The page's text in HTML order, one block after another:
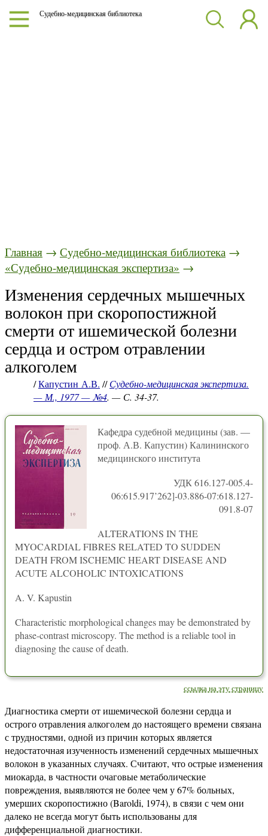
Судебно-медицинская библиотека
Главная → Судебно-медицинская библиотека →
«Судебно-медицинская экспертиза» →
Изменения сердечных мышечных
волокон при скоропостижной
смерти от ишемической болезни
сердца и остром отравлении
алкоголем
/Капустин А.В. //Судебно-медицинская экспертиза.
— М., 1977 — №4. — С. 34-37.
Кафедра судебной медицины (зав. —
проф. А.В. Капустин) Калининского
медицинского института
УДК 616.127-005.4-
06:615.917’262]-03.886-07:618.127-
091.8-07
ALTERATIONS IN THE
MYOCARDIAL FIBRES RELATED TO SUDDEN
DEATH FROM ISCHEMIC HEART DISEASE AND
ACUTE ALCOHOLIC INTOXICATIONS
A. V. Kapustin
Characteristic morphological changes may be demonstrated by
phase-contrast microscopy. The method is a reliable tool in
diagnosing the cause of death.
ссылка на эту страницу
Диагностика смерти от ишемической болезни сердца и
острого отравления алкоголем до настоящего времени связана
с трудностями, одной из причин которых является
недостаточная изученность изменений сердечных мышечных
волокон в указанных случаях. Считают, что острые изменения
миокарда, в частности очаговые метаболические
повреждения, выявляются не более чем у 67% больных,
умерших скоропостижно (Baroldi, 1974), в связи с чем они
далеко не всегда могут быть использованы для
дифференциальной диагностики.